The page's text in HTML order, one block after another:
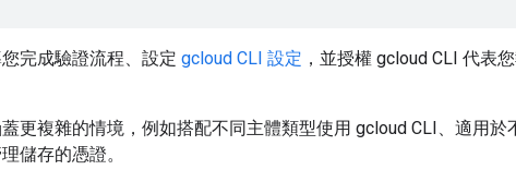
完成驗證流程、設定 gcloud CLI 設定 ，並授權 gcloud CLI 代表
更複雜的情境，例如搭配不同主體類型使用 gcloud CLI、適用於
儲存的憑證。